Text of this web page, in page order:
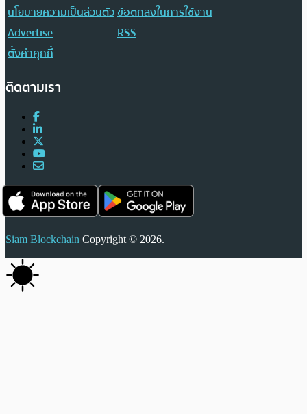
นโยบายความเป็นส่วนตัวข้อตกลงในการใช้งาน
Advertise
RSS
ตั้งค่าคุกกี้
ติดตามเรา
Siam Blockchain Copyright © 2026.